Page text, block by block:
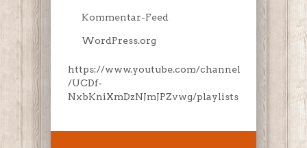
Kommentar-Feed
WordPress.org
https://www.youtube.com/channel
/UCDf-
NxbKniXmDzNJmJPZvwg/playlists